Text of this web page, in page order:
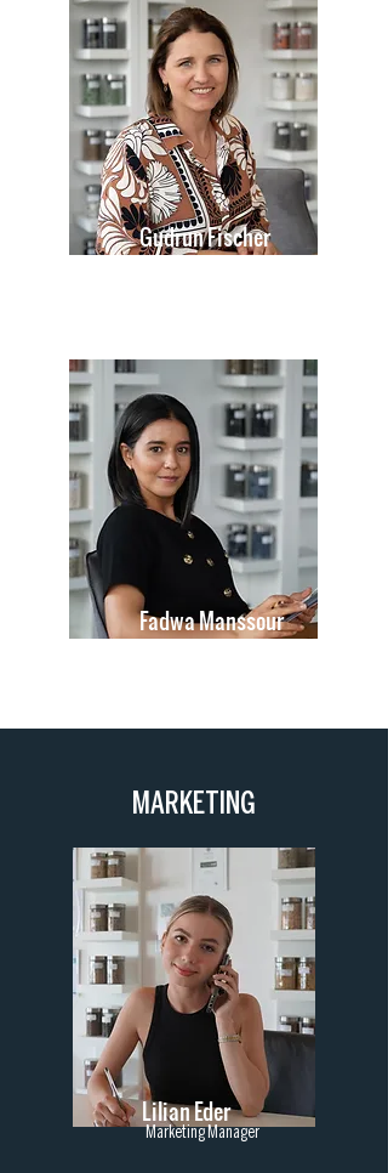
Gudrun Fischer
Fadwa Manssour
MARKETING
Lilian Eder
Marketing Manager